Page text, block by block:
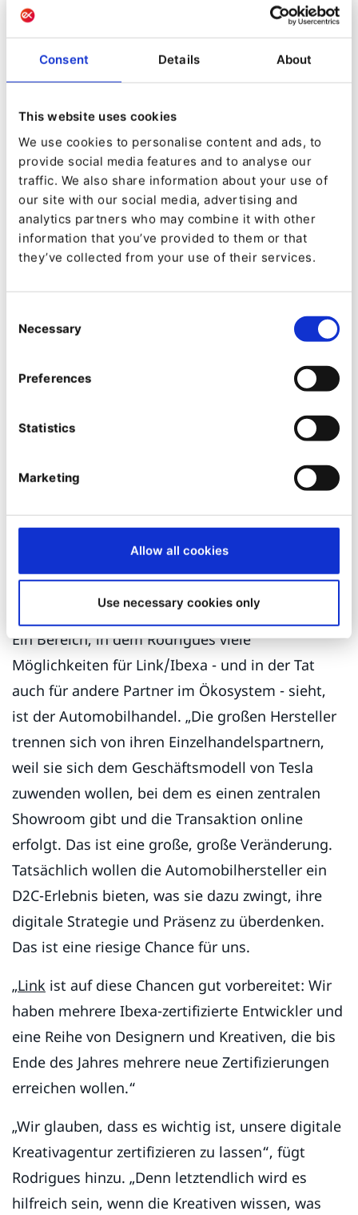
Consent Details About
This website uses cookies
We use cookies to personalise content and ads, to
provide social media features and to analyse our
traffic. We also share information about your use of
our site with our social media, advertising and
analytics partners who may combine it with other
information that you’ve provided to them or that
they’ve collected from your use of their services.
Selection
Necessary
Preferences
Statistics
Marketing
Allow all cookies
Use necessary cookies only
ausschließlich auf SaaS basieren. Saudi-Arabien
und die Emirate wollen nicht, dass ihre Daten
außerhalb ihres Territoriums gespeichert
werden, aber Ibexa DXP kann vor Ort installiert
werden, was ein weiteres Verkaufsargument ist.
Link und Ibexa haben einen gemeinsamen Stand
auf derDigiMarCon, die am 1. und 2. Oktober in
Dubai stattfindet. „Die Unternehmen im Nahen
Osten stehen vor den gleichen
Herausforderungen wie alle anderen, daher
Rahmen eines Digitalisierungsprojekts statt, bei
dem ein großes und wachsendes spanisches
Unternehmen von Oracle Web Center zu Ibexa
migrieren sollte. „Dieser Kunde ist mit seiner
Technologieplattform gewachsen und benötigt
neue Websites zu erstellen und gleichzeitig
robust genug ist, um enorme Nachfragespitzen
zu bewältigen. Und genau das ist Ibexa. Wir
erwarten, bald von ihnen zu hören.
Ein Bereich, in dem Rodrigues viele
Möglichkeiten für Link/Ibexa - und in der Tat
auch für andere Partner im Ökosystem - sieht,
ist der Automobilhandel. „Die großen Hersteller
trennen sich von ihren Einzelhandelspartnern,
weil sie sich dem Geschäftsmodell von Tesla
zuwenden wollen, bei dem es einen zentralen
Showroom gibt und die Transaktion online
erfolgt. Das ist eine große, große Veränderung.
Tatsächlich wollen die Automobilhersteller ein
D2C-Erlebnis bieten, was sie dazu zwingt, ihre
digitale Strategie und Präsenz zu überdenken.
Das ist eine riesige Chance für uns.
„Link ist auf diese Chancen gut vorbereitet: Wir
haben mehrere Ibexa-zertifizierte Entwickler und
eine Reihe von Designern und Kreativen, die bis
Ende des Jahres mehrere neue Zertifizierungen
erreichen wollen.“
„Wir glauben, dass es wichtig ist, unsere digitale
Kreativagentur zertifizieren zu lassen“, fügt
Rodrigues hinzu. „Denn letztendlich wird es
hilfreich sein, wenn die Kreativen wissen, was